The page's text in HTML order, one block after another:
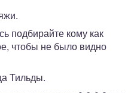
подбирайте кому как
чтобы не было видно
Тильды.